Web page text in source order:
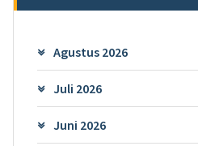
Agustus 2026
Juli 2026
Juni 2026